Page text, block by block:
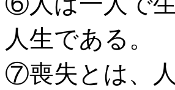
人生である。
⑦喪失とは、